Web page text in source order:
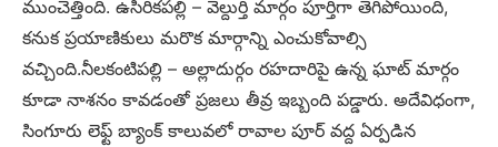
ముంచెత్తింది. ఉసిరికపల్లి – వెల్దుర్తి మార్గం పూర్తిగా తెగిపోయింది,
కనుక ప్రయాణికులు మరొక మార్గాన్ని ఎంచుకోవాల్సి
వచ్చింది.నీలకంటిపల్లి – అల్లాదుర్గం రహదారిపై ఉన్న ఘాట్ మార్గం
కూడా నాశనం కావడంతో ప్రజలు తీవ్ర ఇబ్బంది పడ్డారు. అదేవిధంగా,
సింగూరు లెఫ్ట్ బ్యాంక్ కాలువలో రావాల పూర్ వద్ద ఏర్పడిన